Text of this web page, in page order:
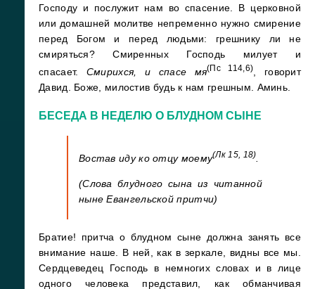
Господу и послужит нам во спасение. В церковной
или домашней молитве непременно нужно смирение
перед Богом и перед людьми: грешнику ли не
смиряться? Смиренных Господь милует и
спасает. Смирихся, и спасе мя(Пс 114,6)
, говорит
Давид. Боже, милостив будь к нам грешным. Аминь.
БЕСЕДА В НЕДЕЛЮ О БЛУДНОМ СЫНЕ
Востав иду ко отцу моему(Лк 15, 18)
(Слова блудного сына из читанной
ныне Евангельской притчи)
Братие! притча о блудном сыне должна занять все
внимание наше. В ней, как в зеркале, видны все мы.
Сердцеведец Господь в немногих словах и в лице
одного человека представил, как обманчивая